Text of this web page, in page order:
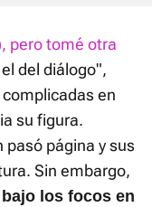
pero tomé otra
del diálogo",
en
su figura.
pasó página y sus
Sin embargo,
los focos en